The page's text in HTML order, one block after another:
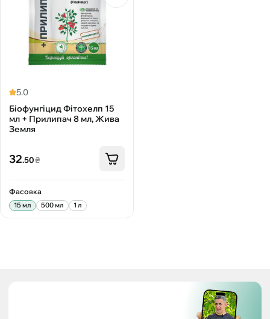
5.0
Біофунгіцид Фітохелп 15
мл + Прилипач 8 мл, Жива
Земля
32.50₴
Фасовка
15 мл 500 мл 1 л